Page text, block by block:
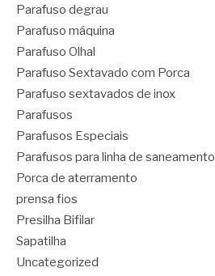
Parafuso degrau
Parafuso máquina
Parafuso Olhal
Parafuso Sextavado com Porca
Parafuso sextavados de inox
Parafusos
Parafusos Especiais
Parafusos para linha de saneamento
Porca de aterramento
prensa fios
Presilha Bifilar
Sapatilha
Uncategorized